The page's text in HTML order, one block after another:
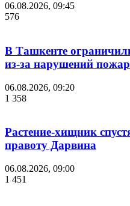
06.08.2026, 09:45
576
В Ташкенте
из-за нарушений
06.08.2026, 09:20
1 358
Растение-хищник
правоту Дарвина
06.08.2026, 09:00
1 451